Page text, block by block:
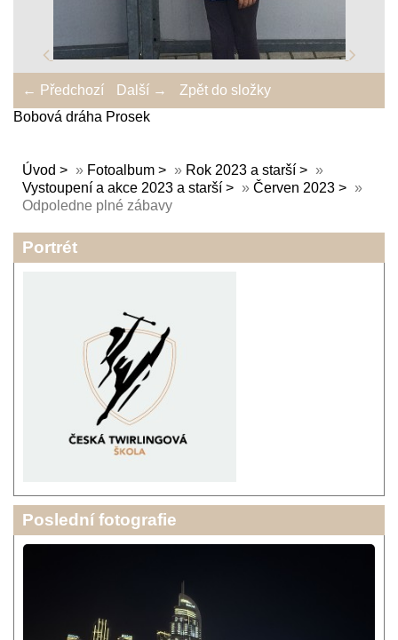
← Předchozí Další →
Zpět do složky
Bobová dráha Prosek
Úvod » Fotoalbum » Rok 2023 a starší
»
Vystoupení a akce 2023 a starší
» Červen 2023
»
Odpoledne plné zábavy
Portrét
Poslední fotografie